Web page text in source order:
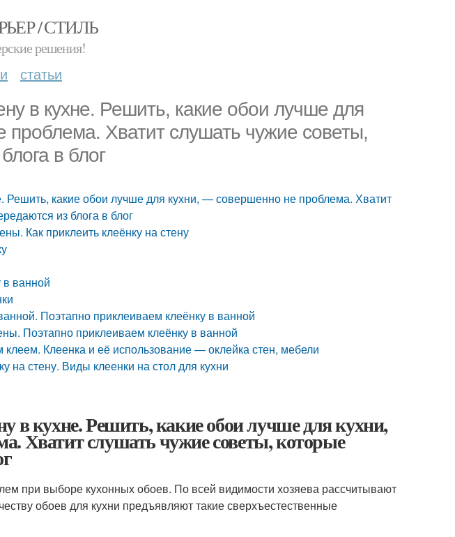
/ СТИЛЬ
решения!
статьи
в кухне. Решить, какие обои лучше для
Хватит слушать чужие советы,
в блог
Решить, какие обои лучше для кухни, — совершенно не проблема. Хватит
из блога в блог
Как приклеить клеёнку на стену
в ванной
Поэтапно приклеиваем клеёнку в ванной
Поэтапно приклеиваем клеёнку в ванной
Клеенка и её использование — оклейка стен, мебели
на стену. Виды клеенки на стол для кухни
в кухне. Решить, какие обои лучше для кухни,
Хватит слушать чужие советы, которые
при выборе кухонных обоев. По всей видимости хозяева рассчитывают
обоев для кухни предъявляют такие сверхъестественные